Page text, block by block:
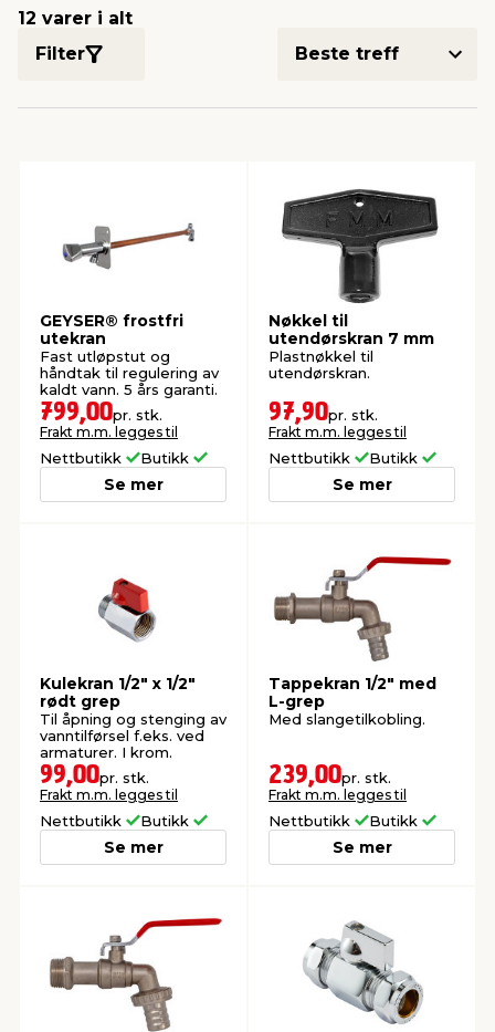
& ugress
& sikkerhet
og sylting
& kloakk
& bøtter
underholdning
12 varer i alt
Filter
GEYSER® frostfri
utekran
Fast utløpstut og
håndtak til regulering av
kaldt vann. 5 års garanti.
799,00pr. stk.
Frakt m.m. legges til
Nettbutikk Butikk
Se mer
Nøkkel til
utendørskran 7 mm
Plastnøkkel til
utendørskran.
97,90pr. stk.
Frakt m.m. legges til
Nettbutikk Butikk
Se mer
Kulekran 1/2" x 1/2"
rødt grep
Til åpning og stenging av
vanntilførsel f.eks. ved
armaturer. I krom.
99,00pr. stk.
Frakt m.m. legges til
Nettbutikk Butikk
Se mer
Tappekran 1/2" med
L-grep
Med slangetilkobling.
239,00pr. stk.
Frakt m.m. legges til
Nettbutikk Butikk
Se mer